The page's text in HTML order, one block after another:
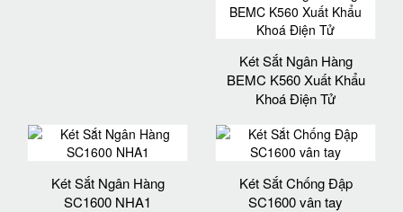
Két Sắt Ngân Hàng
BEMC K560 Xuất Khẩu
Khoá Điện Tử
Két Sắt Ngân Hàng
SC1600 NHA1
Két Sắt Chống Đập
SC1600 vân tay